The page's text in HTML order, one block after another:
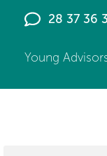
principal
28 37 36
Young